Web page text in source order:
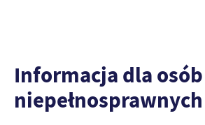
Informacja dla osób
niepełnosprawnych